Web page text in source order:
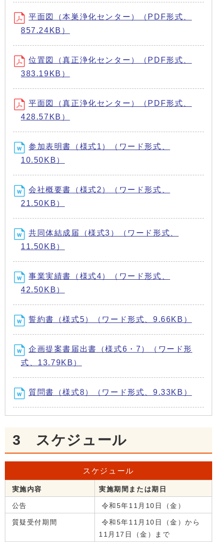
平面図（本巣浄化センター）（PDF形式、
857.24KB）
位置図（真正浄化センター）（PDF形式、
383.19KB）
平面図（真正浄化センター）（PDF形式、
428.57KB）
参加表明書（様式1）（ワード形式、
10.50KB）
会社概要書（様式2）（ワード形式、
21.50KB）
共同体結成届（様式3）（ワード形式、
11.50KB）
事業実績書（様式4）（ワード形式、
42.50KB）
誓約書（様式5）（ワード形式、9.66KB）
企画提案書届出書（様式6・7）（ワード形
式、13.79KB）
質問書（様式8）（ワード形式、9.33KB）
3 スケジュール
スケジュール
実施内容 実施期間または期日
公告 令和5年11月10日（金）
質疑受付期間
令和5年11月10日（金）から
11月17日（金）まで